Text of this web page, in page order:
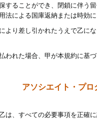
することができ、閉鎖に伴う
法による国庫返納または時効
より差し引かれたうえで乙に
われた場合、甲が本規約に基
アソシエイト・プ
は、すべての必要事項を正確